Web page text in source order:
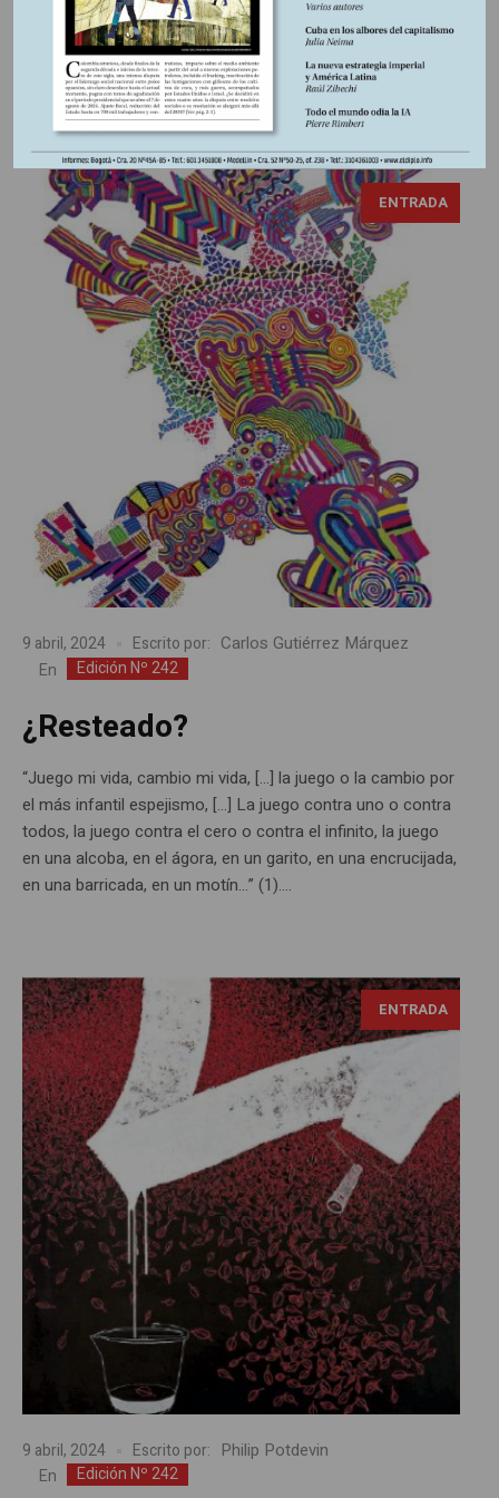
de Puerto Rellena, perdón de Puerto Resistencia y voy para
Tierraalta. Está jodida la cosa. Me quieren matar. Están
recogiendo plata”.
ENTRADA
9 abril, 2024 Escrito por: Carlos Gutiérrez Márquez
En Edición Nº 242
¿Resteado?
“Juego mi vida, cambio mi vida, […] la juego o la cambio por
el más infantil espejismo, […] La juego contra uno o contra
todos, la juego contra el cero o contra el infinito, la juego
en una alcoba, en el ágora, en un garito, en una encrucijada,
en una barricada, en un motín…” (1)....
ENTRADA
9 abril, 2024 Escrito por: Philip Potdevin
En Edición Nº 242